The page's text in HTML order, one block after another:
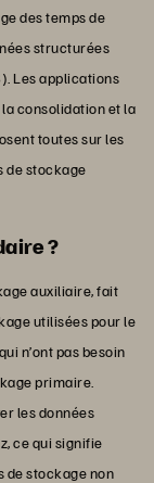
des temps de
structurées
Les applications
consolidation et la
toutes sur les
de stockage
?
auxiliaire, fait
utilisées pour le
n’ont pas besoin
primaire.
les données
ce qui signifie
de stockage non